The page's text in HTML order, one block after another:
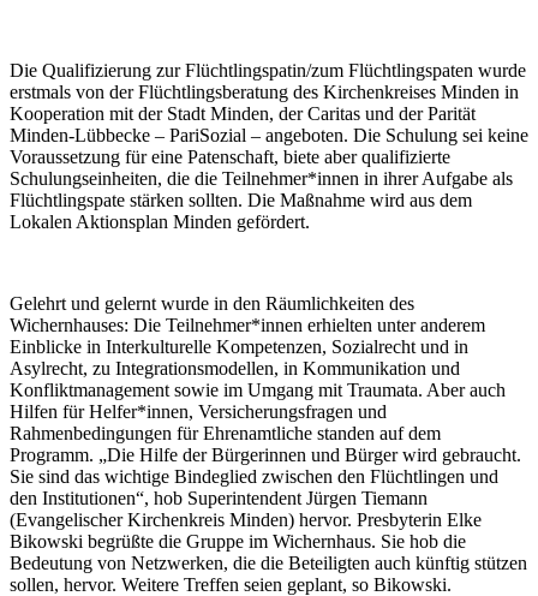
Die Qualifizierung zur Flüchtlingspatin/zum Flüchtlingspaten wurde
erstmals von der Flüchtlingsberatung des Kirchenkreises Minden in
Kooperation mit der Stadt Minden, der Caritas und der Parität
Minden-Lübbecke – PariSozial – angeboten. Die Schulung sei keine
Voraussetzung für eine Patenschaft, biete aber qualifizierte
Schulungseinheiten, die die Teilnehmer*innen in ihrer Aufgabe als
Flüchtlingspate stärken sollten. Die Maßnahme wird aus dem
Lokalen Aktionsplan Minden gefördert.
Gelehrt und gelernt wurde in den Räumlichkeiten des
Wichernhauses: Die Teilnehmer*innen erhielten unter anderem
Einblicke in Interkulturelle Kompetenzen, Sozialrecht und in
Asylrecht, zu Integrationsmodellen, in Kommunikation und
Konfliktmanagement sowie im Umgang mit Traumata. Aber auch
Hilfen für Helfer*innen, Versicherungsfragen und
Rahmenbedingungen für Ehrenamtliche standen auf dem
Programm. „Die Hilfe der Bürgerinnen und Bürger wird gebraucht.
Sie sind das wichtige Bindeglied zwischen den Flüchtlingen und
den Institutionen“, hob Superintendent Jürgen Tiemann
(Evangelischer Kirchenkreis Minden) hervor. Presbyterin Elke
Bikowski begrüßte die Gruppe im Wichernhaus. Sie hob die
Bedeutung von Netzwerken, die die Beteiligten auch künftig stützen
sollen, hervor. Weitere Treffen seien geplant, so Bikowski.